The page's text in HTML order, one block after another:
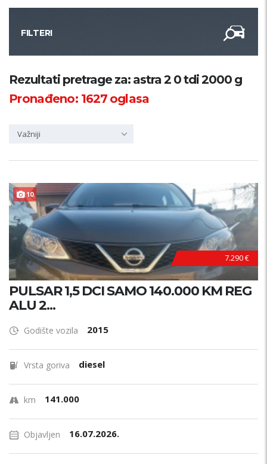
FILTERI
Kategorija
PRETRAŽI
Rezultati pretrage za: astra 2 0 tdi 2000 g
Pronađeno: 1627oglasa
Važniji
10
7.290 €
PULSAR 1,5 DCI SAMO 140.000 KM REG
ALU 2...
Godište vozila 2015
Vrsta goriva diesel
km 141.000
Objavljen 16.07.2026.